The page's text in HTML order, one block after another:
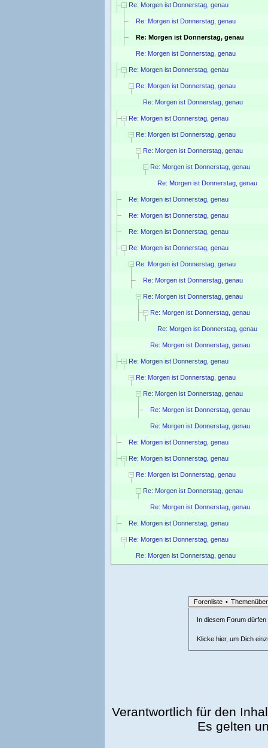
Re: Morgen ist Donnerstag, genau
Re: Morgen ist Donnerstag, genau
Re: Morgen ist Donnerstag, genau
Re: Morgen ist Donnerstag, genau
Re: Morgen ist Donnerstag, genau
Re: Morgen ist Donnerstag, genau
Re: Morgen ist Donnerstag, genau
Re: Morgen ist Donnerstag, genau
Re: Morgen ist Donnerstag, genau
Re: Morgen ist Donnerstag, genau
Re: Morgen ist Donnerstag, genau
Re: Morgen ist Donnerstag, genau
Re: Morgen ist Donnerstag, genau
Re: Morgen ist Donnerstag, genau
Re: Morgen ist Donnerstag, genau
Re: Morgen ist Donnerstag, genau
Re: Morgen ist Donnerstag, genau
Re: Morgen ist Donnerstag, genau
Re: Morgen ist Donnerstag, genau
Re: Morgen ist Donnerstag, genau
Re: Morgen ist Donnerstag, genau
Re: Morgen ist Donnerstag, genau
Re: Morgen ist Donnerstag, genau
Re: Morgen ist Donnerstag, genau
Re: Morgen ist Donnerstag, genau
Re: Morgen ist Donnerstag, genau
Re: Morgen ist Donnerstag, genau
Re: Morgen ist Donnerstag, genau
Re: Morgen ist Donnerstag, genau
Re: Morgen ist Donnerstag, genau
Re: Morgen ist Donnerstag, genau
Re: Morgen ist Donnerstag, genau
Re: Morgen ist Donnerstag, genau
Re: Morgen ist Donnerstag, genau
Re: Morgen ist Donnerstag, genau
Forenliste •
In diesem Forum
Klicke hier, um Dich
Verantwortlich für den
Es gelten